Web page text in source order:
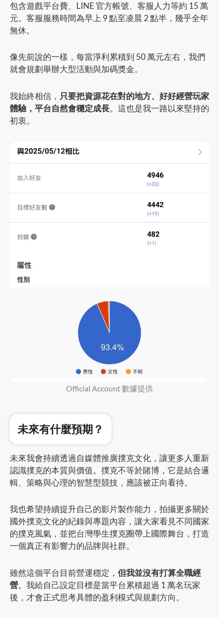
包含遊戲平台費、LINE 官方帳號、客服人力等約 15 萬
元。客服服務時間為早上 9 點至凌晨 2 點半，幾乎全年
無休。
像先前說的一樣，每當淨利累積到 50 萬元左右，我們
就會規劃舉辦大型活動與加碼獎金。
我始終相信， 只要把資源花在對的地方、好好經營玩家
體驗，平台自然會穩定成長。這也是我一路以來堅持的
初衷。
Official Account 數據提供
未來有什麼預期？
未來我會持續透過自媒體推廣撲克文化，讓更多人重新
認識撲克的本質與價值。撲克不等於賭博，它是結合邏
輯、策略與心理的智慧型競技，應該被正向看待。
我也希望持續提升自己的影片製作能力，拍攝更多關於
國外撲克文化的紀錄與專題內容，讓大家看見不同國家
的撲克風氣，並把台灣學生撲克圈帶上國際舞台，打造
一個真正有影響力的品牌與社群。
雖然這個平台目前營運穩定， 但我並沒有打算全職經
營。我給自己設定目標是當平台累積超過 1 萬名玩家
後，才會正式思考具體的盈利模式與規劃方向。